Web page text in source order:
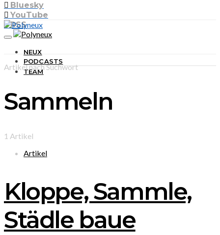
Bluesky
YouTube
RSS
NEUX
PODCASTS
TEAM
Artikel nach Suchwort
Sammeln
1 Artikel
Artikel
Kloppe, Sammle,
Städle baue